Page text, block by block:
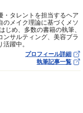
・タレントを担当するヘア
のメイク理論に基づくメソ
じめ、多数の書籍の執筆、
サルティング、美容ブラ
躍中。
プロフィール詳細
執筆記事一覧